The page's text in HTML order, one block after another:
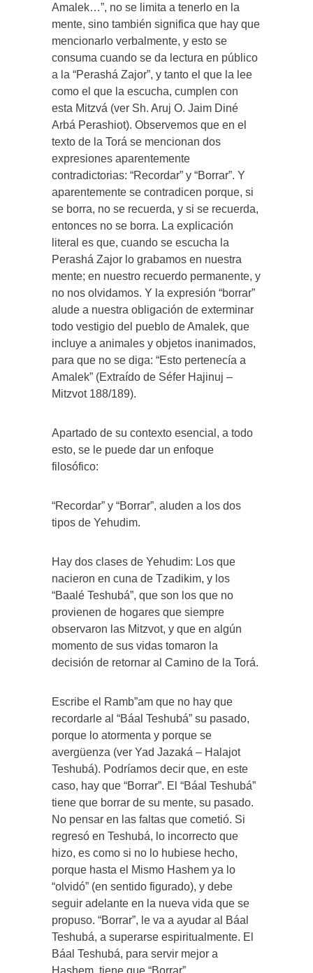
Amalek…”, no se limita a tenerlo en la
mente, sino también significa que hay que
mencionarlo verbalmente, y esto se
consuma cuando se da lectura en público
a la “Perashá Zajor”, y tanto el que la lee
como el que la escucha, cumplen con
esta Mitzvá (ver Sh. Aruj O. Jaim Diné
Arbá Perashiot). Observemos que en el
texto de la Torá se mencionan dos
expresiones aparentemente
contradictorias: “Recordar” y “Borrar”. Y
aparentemente se contradicen porque, si
se borra, no se recuerda, y si se recuerda,
entonces no se borra. La explicación
literal es que, cuando se escucha la
Perashá Zajor lo grabamos en nuestra
mente; en nuestro recuerdo permanente, y
no nos olvidamos. Y la expresión “borrar”
alude a nuestra obligación de exterminar
todo vestigio del pueblo de Amalek, que
incluye a animales y objetos inanimados,
para que no se diga: “Esto pertenecía a
Amalek” (Extraído de Séfer Hajinuj –
Mitzvot 188/189).
Apartado de su contexto esencial, a todo
esto, se le puede dar un enfoque
filosófico:
“Recordar” y “Borrar”, aluden a los dos
tipos de Yehudim.
Hay dos clases de Yehudim: Los que
nacieron en cuna de Tzadikim, y los
“Baalé Teshubá”, que son los que no
provienen de hogares que siempre
observaron las Mitzvot, y que en algún
momento de sus vidas tomaron la
decisión de retornar al Camino de la Torá.
Escribe el Ramb”am que no hay que
recordarle al “Báal Teshubá” su pasado,
porque lo atormenta y porque se
avergüenza (ver Yad Jazaká – Halajot
Teshubá). Podríamos decir que, en este
caso, hay que “Borrar”. El “Báal Teshubá”
tiene que borrar de su mente, su pasado.
No pensar en las faltas que cometió. Si
regresó en Teshubá, lo incorrecto que
hizo, es como si no lo hubiese hecho,
porque hasta el Mismo Hashem ya lo
“olvidó” (en sentido figurado), y debe
seguir adelante en la nueva vida que se
propuso. “Borrar”, le va a ayudar al Báal
Teshubá, a superarse espiritualmente. El
Báal Teshubá, para servir mejor a
Hashem, tiene que “Borrar”…